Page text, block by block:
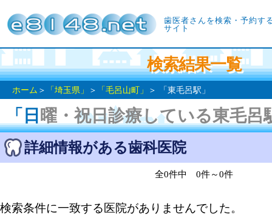
歯医者さんを検索・予約す
サイト
検索結果一覧
ホーム ＞ 「埼玉県」 ＞ 「毛呂山町」 ＞ 「東毛呂駅」
「日曜・祝日診療している東毛呂
詳細情報がある歯科医院
全0件中 0件～0件
検索条件に一致する医院がありませんでした。